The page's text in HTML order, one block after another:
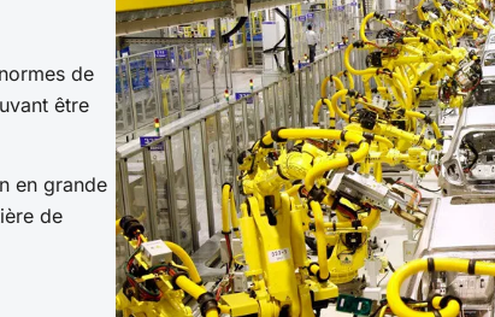
de
être
en grande
de